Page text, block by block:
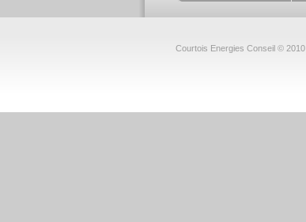
Courtois Energies Conseil © 2010